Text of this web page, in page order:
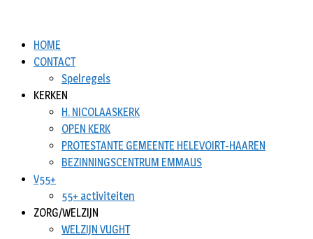
HOME
CONTACT
Spelregels
KERKEN
H. NICOLAASKERK
OPEN KERK
PROTESTANTE GEMEENTE HELEVOIRT-HAAREN
BEZINNINGSCENTRUM EMMAUS
V55+
55+ activiteiten
ZORG/WELZIJN
WELZIJN VUGHT